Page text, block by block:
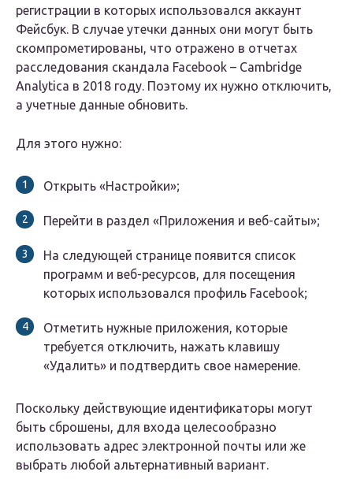
регистрации в которых использовался аккаунт
Фейсбук. В случае утечки данных они могут быть
скомпрометированы, что отражено в отчетах
расследования скандала Facebook – Cambridge
Analytica в 2018 году. Поэтому их нужно отключить,
а учетные данные обновить.
Для этого нужно:
Открыть «Настройки»;
Перейти в раздел «Приложения и веб-сайты»;
На следующей странице появится список
программ и веб-ресурсов, для посещения
которых использовался профиль Facebook;
Отметить нужные приложения, которые
требуется отключить, нажать клавишу
«Удалить» и подтвердить свое намерение.
Поскольку действующие идентификаторы могут
быть сброшены, для входа целесообразно
использовать адрес электронной почты или же
выбрать любой альтернативный вариант.